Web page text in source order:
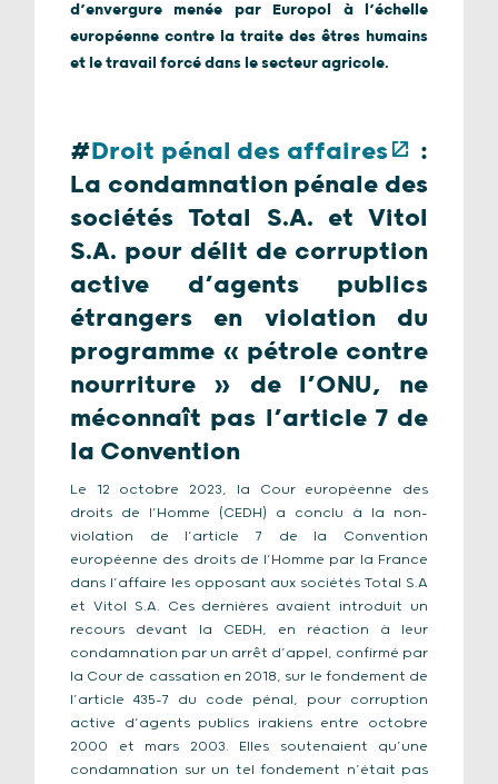
d’envergure menée par Europol à l’échelle
européenne contre la traite des êtres humains
et le travail forcé dans le secteur agricole.
#Droit pénal des affaires
:
La condamnation pénale des
sociétés Total S.A. et Vitol
S.A. pour délit de corruption
active d’agents publics
étrangers en violation du
programme « pétrole contre
nourriture » de l’ONU, ne
méconnaît pas l’article 7 de
la Convention
Le 12 octobre 2023, la Cour européenne des
droits de l’Homme (CEDH) a conclu à la non-
violation de l’article 7 de la Convention
européenne des droits de l’Homme par la France
dans l’affaire les opposant aux sociétés Total S.A
et Vitol S.A. Ces dernières avaient introduit un
recours devant la CEDH, en réaction à leur
condamnation par un arrêt d’appel, confirmé par
la Cour de cassation en 2018, sur le fondement de
l’article 435-7 du code pénal, pour corruption
active d’agents publics irakiens entre octobre
2000 et mars 2003. Elles soutenaient qu’une
condamnation sur un tel fondement n’était pas